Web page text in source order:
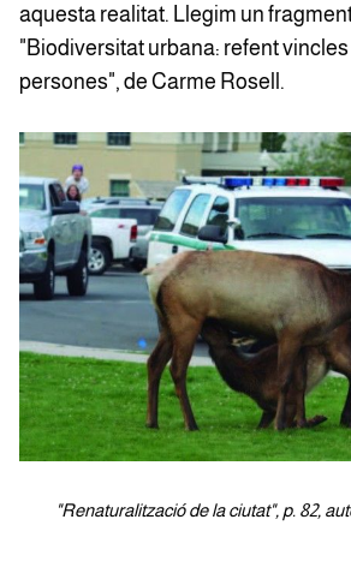
aquesta realitat. Llegim un
"Biodiversitat urbana: refent
persones", de Carme Rosell.
"Renaturalització de la ciutat", p. 82,